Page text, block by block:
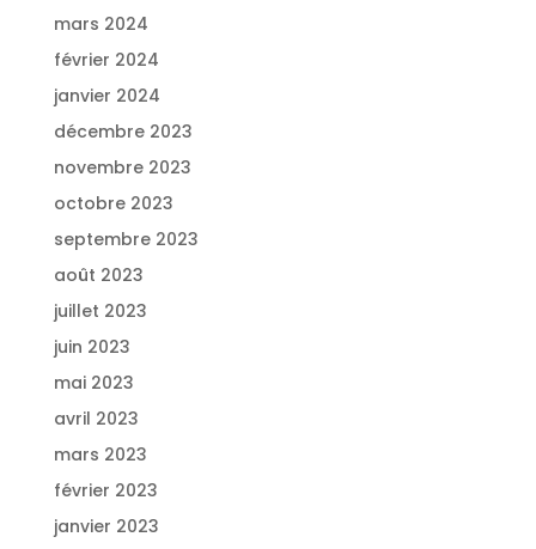
mars 2024
février 2024
janvier 2024
décembre 2023
novembre 2023
octobre 2023
septembre 2023
août 2023
juillet 2023
juin 2023
mai 2023
avril 2023
mars 2023
février 2023
janvier 2023